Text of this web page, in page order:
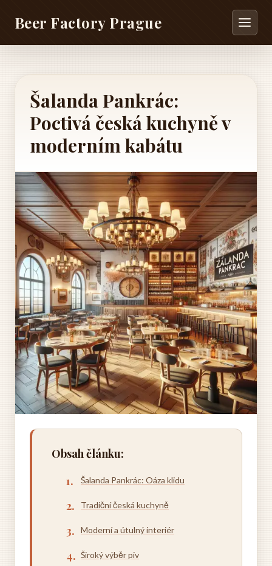
Beer Factory Prague
Šalanda Pankrác:
Poctivá česká kuchyně v
moderním kabátu
Obsah článku:
Šalanda Pankrác: Oáza klidu
Tradiční česká kuchyně
Moderní a útulný interiér
Široký výběr piv